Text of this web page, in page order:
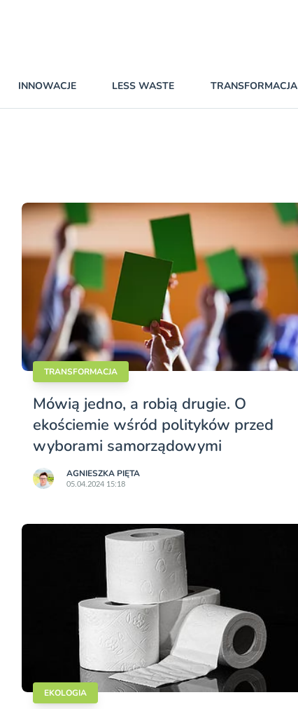
INNOWACJE LESS WASTE TRANSFORMACJA
TRANSFORMACJA
Mówią jedno, a robią drugie. O
ekościemie wśród polityków przed
wyborami samorządowymi
AGNIESZKA PIĘTA
05.04.2024 15:18
EKOLOGIA